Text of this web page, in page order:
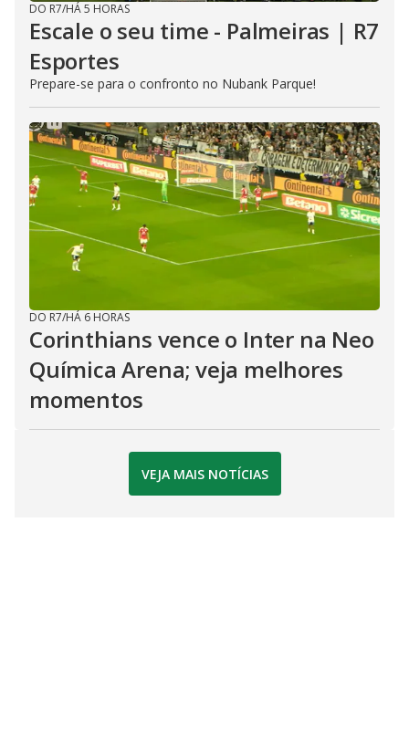
DO R7/HÁ 5 HORAS
Escale o seu time - Palmeiras | R7
Esportes
Prepare-se para o confronto no Nubank Parque!
DO R7/HÁ 6 HORAS
Corinthians vence o Inter na Neo
Química Arena; veja melhores
momentos
VEJA MAIS NOTÍCIAS